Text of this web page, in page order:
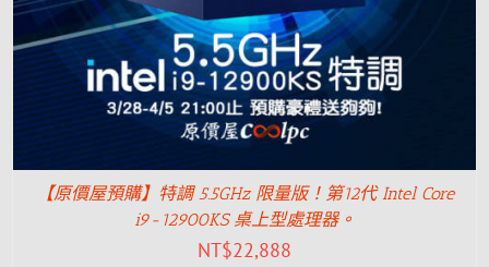
【原價屋預購】特調 5.5GHz 限量版！第12代 Intel Core
i9-12900KS 桌上型處理器。
NT$22,888